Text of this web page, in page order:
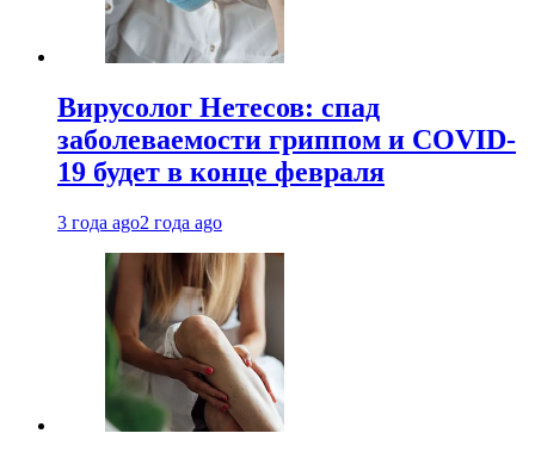
Вирусолог Нетесов: спад
заболеваемости гриппом и COVID-
19 будет в конце февраля
3 года ago2 года ago